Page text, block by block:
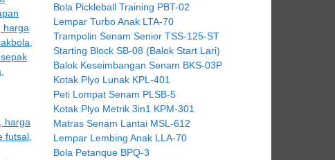
Bola Pickleball Training PBT-02
Lempar Turbo Anak LTA-70
Trampolin Senam Senior TSS-125-ST
Starting Block SB-08 (Balok Start Lari)
Balok Keseimbangan Senam BKS-03P
Kotak Plyo Lunak KPL-401
Peti Lompat Senam PLSB-5
Kotak Plyo Metrik 3in1 KPM-301
Matras Senam Lantai MSL-612
Lempar Lembing Anak LLA-70
Bola Petanque BPQ-3